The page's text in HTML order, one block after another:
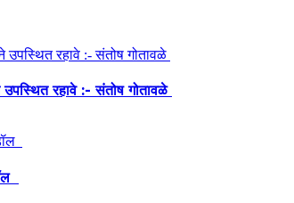
उपस्थित रहावे :- संतोष गोतावळे